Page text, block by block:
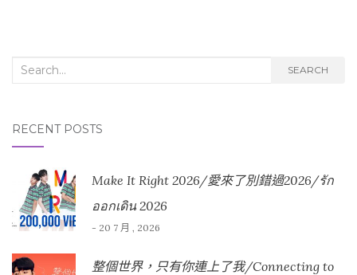
Search for: SEARCH
RECENT POSTS
Make It Right 2026/愛來了別錯過2026/รัก
ออกเดิน 2026
- 20 7 月 , 2026
整個世界，只有你連上了我/Connecting to